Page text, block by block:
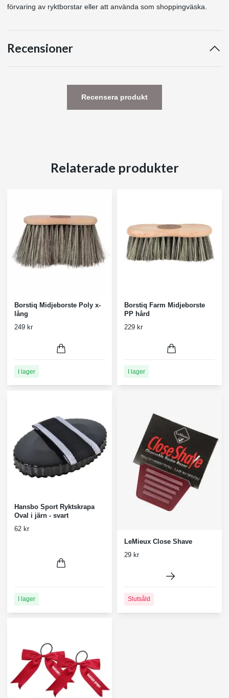
förvaring av ryktborstar eller att använda som shoppingväska.
Recensioner
Recensera produkt
Relaterade produkter
Borstiq Midjeborste Poly x-
lång
249 kr
I lager
Borstiq Farm Midjeborste
PP hård
229 kr
I lager
Hansbo Sport Ryktskrapa
Oval i järn - svart
62 kr
I lager
LeMieux Close Shave
29 kr
Slutsåld